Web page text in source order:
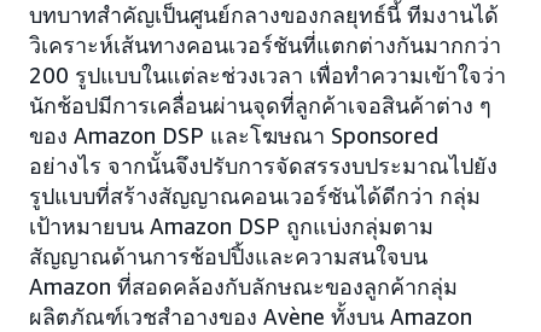
บทบาทสำคัญเป็นศูนย์กลางของกลยุทธ์นี้ ทีมงานได้
วิเคราะห์เส้นทางคอนเวอร์ชันที่แตกต่างกันมากกว่า
200 รูปแบบในแต่ละช่วงเวลา เพื่อทำความเข้าใจว่า
นักช้อปมีการเคลื่อนผ่านจุดที่ลูกค้าเจอสินค้าต่าง ๆ
ของ Amazon DSP และโฆษณา Sponsored
อย่างไร จากนั้นจึงปรับการจัดสรรงบประมาณไปยัง
รูปแบบที่สร้างสัญญาณคอนเวอร์ชันได้ดีกว่า กลุ่ม
เป้าหมายบน Amazon DSP ถูกแบ่งกลุ่มตาม
สัญญาณด้านการช้อปปิ้งและความสนใจบน
Amazon ที่สอดคล้องกับลักษณะของลูกค้ากลุ่ม
ผลิตภัณฑ์เวชสำอางของ Avène ทั้งบน Amazon